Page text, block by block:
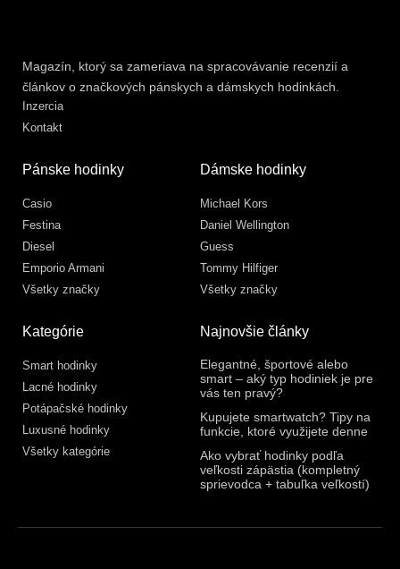
Magazín, ktorý sa zameriava na spracovávanie recenzií a
článkov o značkových pánskych a dámskych hodinkách.
Inzercia
Kontakt
Pánske hodinky
Casio
Festina
Diesel
Emporio Armani
Všetky značky
Dámske hodinky
Michael Kors
Daniel Wellington
Guess
Tommy Hilfiger
Všetky značky
Kategórie
Smart hodinky
Lacné hodinky
Potápačské hodinky
Luxusné hodinky
Všetky kategórie
Najnovšie články
Elegantné, športové alebo
smart – aký typ hodiniek je pre
vás ten pravý?
Kupujete smartwatch? Tipy na
funkcie, ktoré využijete denne
Ako vybrať hodinky podľa
veľkosti zápästia (kompletný
sprievodca + tabuľka veľkostí)